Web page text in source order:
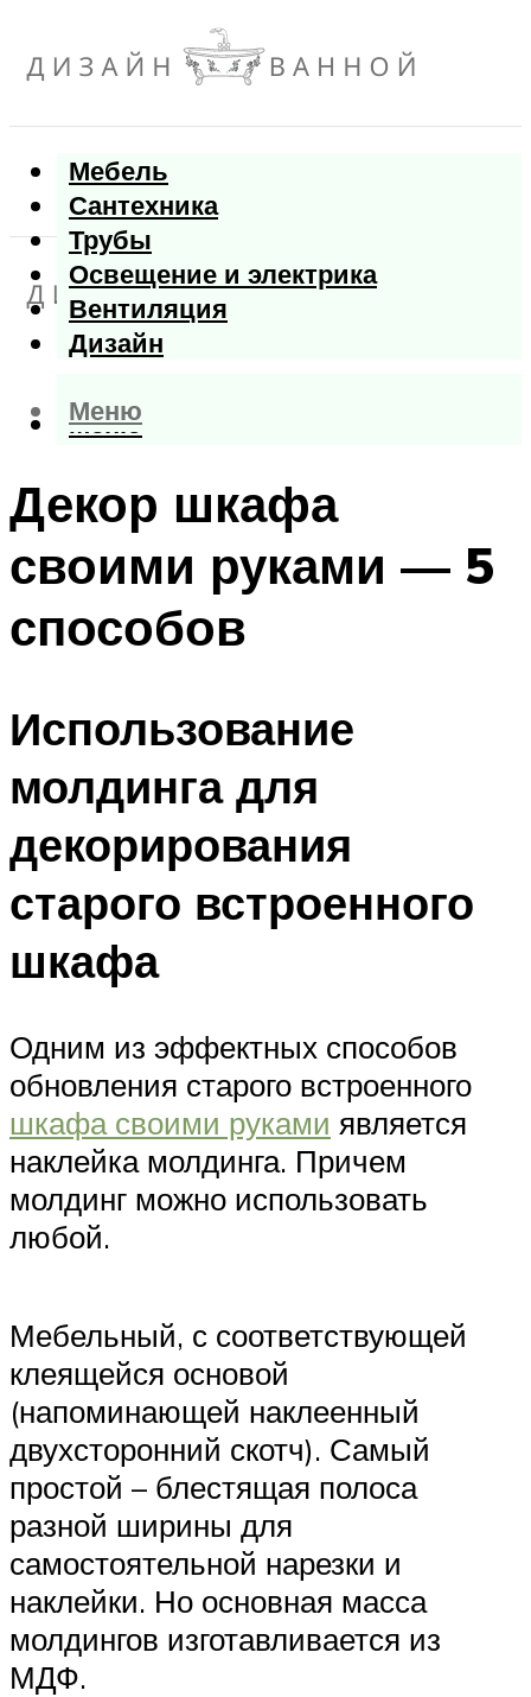
Мебель
Сантехника
Трубы
Освещение и электрика
Вентиляция
Дизайн
Меню
Меню
Декор шкафа
своими руками — 5
способов
Использование
молдинга для
декорирования
старого встроенного
шкафа
Одним из эффектных способов
обновления старого встроенного
шкафа своими руками является
наклейка молдинга. Причем
молдинг можно использовать
любой.
Мебельный, с соответствующей
клеящейся основой
(напоминающей наклеенный
двухсторонний скотч). Самый
простой – блестящая полоса
разной ширины для
самостоятельной нарезки и
наклейки. Но основная масса
молдингов изготавливается из
МДФ.